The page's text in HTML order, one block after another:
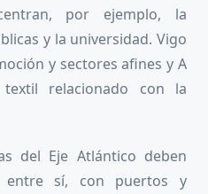
por ejemplo, la
y la universidad. Vigo
y sectores afines y A
relacionado con la
del Eje Atlántico deben
entre sí, con puertos y